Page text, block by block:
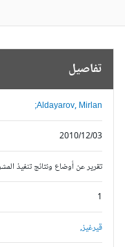
تفاصيل
Aldayarov, Mirlan;
2010/12/03
تقرير عن أوضاع ونتائج تنفيذ المشروع
قيرغيز,